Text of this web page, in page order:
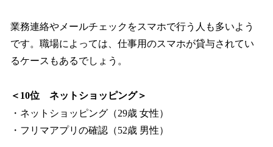
業務連絡やメールチェックをスマホで行う人も多いよう
です。職場によっては、仕事用のスマホが貸与されてい
るケースもあるでしょう。
＜10位 ネットショッピング＞
・ネットショッピング（29歳 女性）
・フリマアプリの確認（52歳 男性）